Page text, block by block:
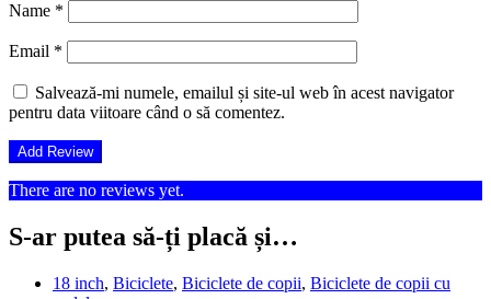
Name *
Email *
Salvează-mi numele, emailul și site-ul web în acest navigator
pentru data viitoare când o să comentez.
There are no reviews yet.
S-ar putea să-ți placă și…
18 inch, Biciclete, Biciclete de copii, Biciclete de copii cu